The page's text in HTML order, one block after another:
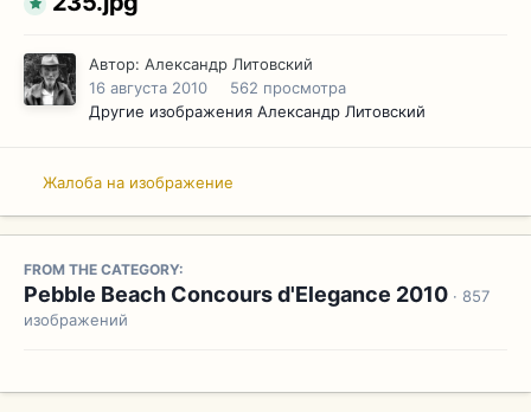
Автор: Александр Литовский
16 августа 2010
562 просмотра
Другие изображения Александр Литовский
Жалоба на изображение
FROM THE CATEGORY:
Pebble Beach Concours d'Elegance 2010 · 857
изображений